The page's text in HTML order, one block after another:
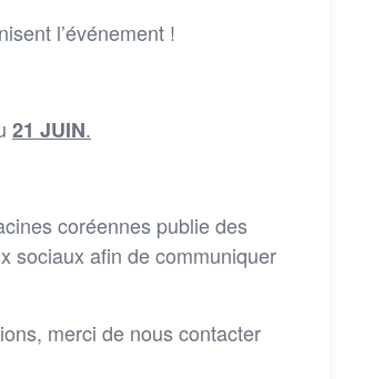
l’événement !
21 JUIN.
coréennes publie des
sociaux afin de communiquer
merci de nous contacter